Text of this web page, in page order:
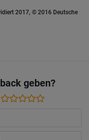
2017, © 2016 Deutsche
geben?